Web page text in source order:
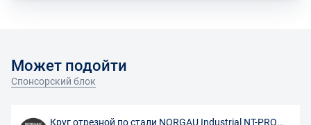
Может подойти
Спонсорский блок
Круг отрезной по стали NORGAU Industrial NT-PRO